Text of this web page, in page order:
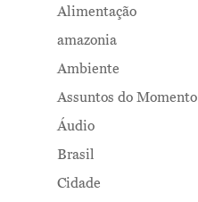
Alimentação
amazonia
Ambiente
Assuntos do Momento
Áudio
Brasil
Cidade